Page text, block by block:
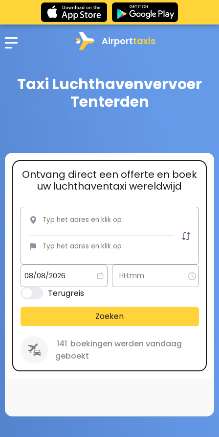
Airporttaxis
Taxi Luchthavenvervoer
Tenterden
Ontvang direct een offerte en boek
uw luchthaventaxi wereldwijd
Terugreis
Zoeken
141 boekingen werden vandaag
geboekt